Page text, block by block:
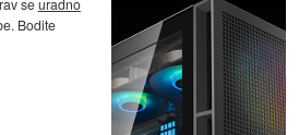
seuradno
Bodite